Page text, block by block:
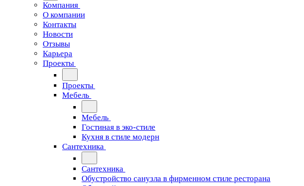
Компания
О компании
Контакты
Новости
Отзывы
Карьера
Проекты
Проекты
Мебель
Мебель
Гостиная в эко-стиле
Кухня в стиле модерн
Сантехника
Сантехника
Обустройство санузла в фирменном стиле ресторана